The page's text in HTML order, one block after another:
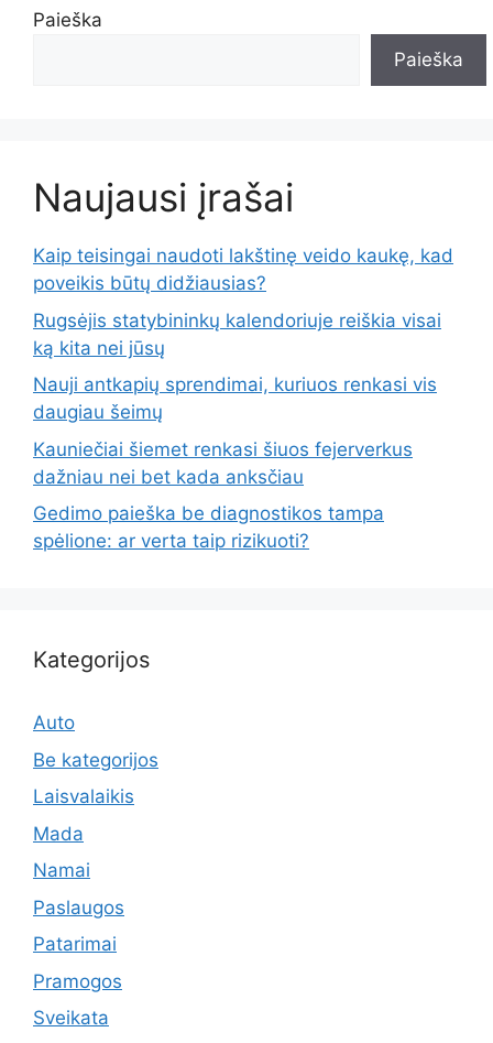
Paieška
Paieška
Naujausi įrašai
Kaip teisingai naudoti lakštinę veido kaukę, kad
poveikis būtų didžiausias?
Rugsėjis statybininkų kalendoriuje reiškia visai
ką kita nei jūsų
Nauji antkapių sprendimai, kuriuos renkasi vis
daugiau šeimų
Kauniečiai šiemet renkasi šiuos fejerverkus
dažniau nei bet kada anksčiau
Gedimo paieška be diagnostikos tampa
spėlione: ar verta taip rizikuoti?
Kategorijos
Auto
Be kategorijos
Laisvalaikis
Mada
Namai
Paslaugos
Patarimai
Pramogos
Sveikata